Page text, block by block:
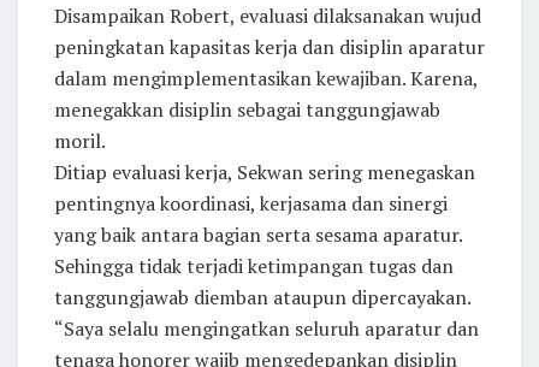
Disampaikan Robert, evaluasi dilaksanakan wujud
peningkatan kapasitas kerja dan disiplin aparatur
dalam mengimplementasikan kewajiban. Karena,
menegakkan disiplin sebagai tanggungjawab
moril.
Ditiap evaluasi kerja, Sekwan sering menegaskan
pentingnya koordinasi, kerjasama dan sinergi
yang baik antara bagian serta sesama aparatur.
Sehingga tidak terjadi ketimpangan tugas dan
tanggungjawab diemban ataupun dipercayakan.
“Saya selalu mengingatkan seluruh aparatur dan
tenaga honorer wajib mengedepankan disiplin